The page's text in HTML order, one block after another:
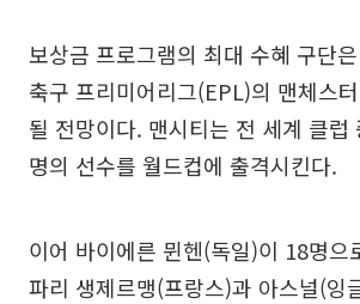
보상금 프로그램의 최대 수혜 구단
축구 프리미어리그(EPL)의 맨체스
될 전망이다. 맨시티는 전 세계 클럽
명의 선수를 월드컵에 출격시킨다.
이어 바이에른 뮌헨(독일)이 18명으
파리 생제르맹(프랑스)과 아스널(잉